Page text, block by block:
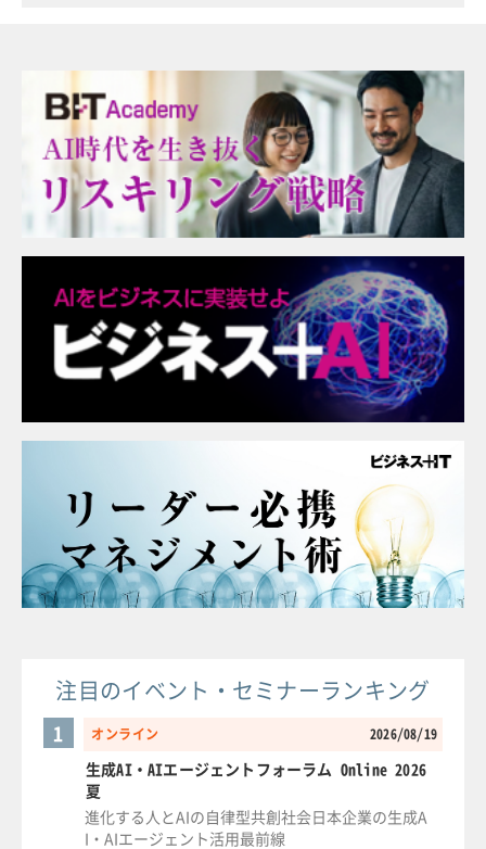
注目のイベント・セミナーランキング
オンライン 2026/08/19
1
生成AI・AIエージェントフォーラム Online 2026
夏
進化する人とAIの自律型共創社会日本企業の生成A
I・AIエージェント活用最前線